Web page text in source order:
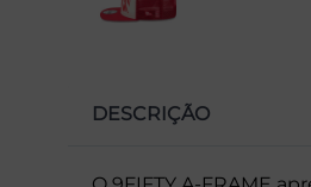
DESCRIÇÃO